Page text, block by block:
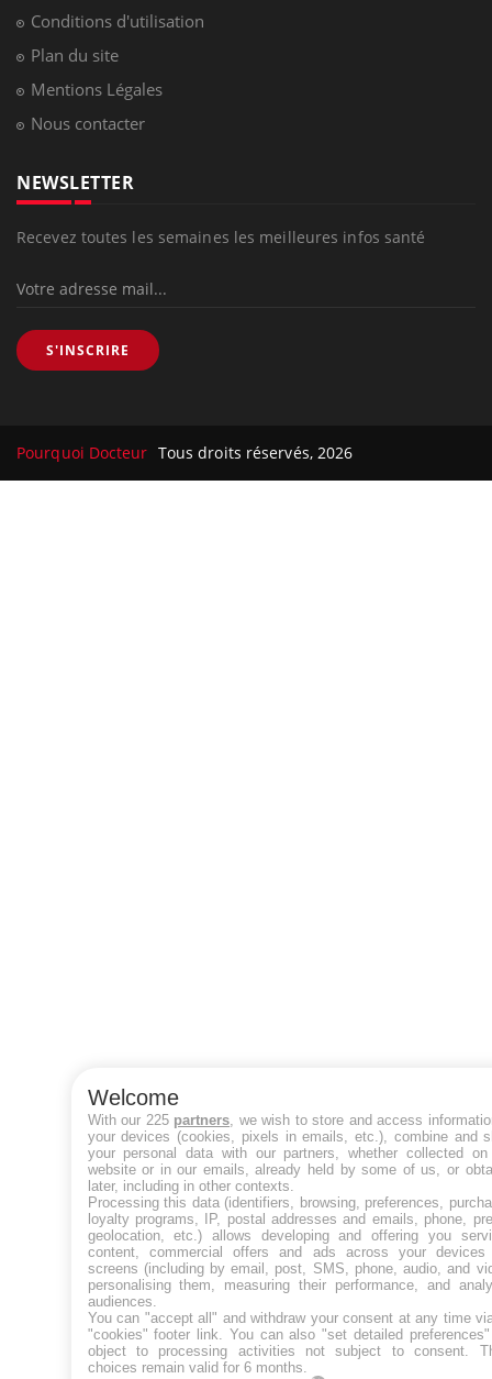
Conditions d'utilisation
Plan du site
Mentions Légales
Nous contacter
NEWSLETTER
Recevez toutes les semaines les meilleures infos santé
S'INSCRIRE
Pourquoi Docteur Tous droits réservés, 2026
Welcome
With our 225 partners , we wish to store and access
your devices (cookies, pixels in emails, etc.), combine and
your personal data with our partners, whether collected
website or in our emails, already held by some of us, or
later, including in other contexts.
Processing this data (identifiers, browsing, preferences,
loyalty programs, IP, postal addresses and emails, phone,
geolocation, etc.) allows developing and offering you
content, commercial offers and ads across your devices
screens (including by email, post, SMS, phone, audio, and
personalising them, measuring their performance, and
audiences.
You can "accept all" and withdraw your consent at any time
"cookies" footer link . You can also "set detailed
object to processing activities not subject to consent.
choices remain valid for 6 months.